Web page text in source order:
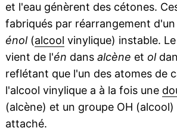
et l'eau génèrent des cétones.
fabriqués par réarrangement
énol(alcool vinylique) instable.
vient de l'én dans alcène et ol
reflétant que l'un des atomes de
l'alcool vinylique a à la fois une
(alcène) et un groupe OH (alcool)
attaché.